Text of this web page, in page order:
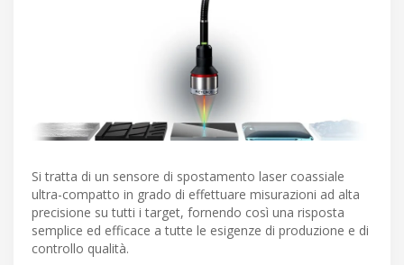
Si tratta di un sensore di spostamento laser coassiale
ultra-compatto in grado di effettuare misurazioni ad alta
precisione su tutti i target, fornendo così una risposta
semplice ed efficace a tutte le esigenze di produzione e di
controllo qualità.